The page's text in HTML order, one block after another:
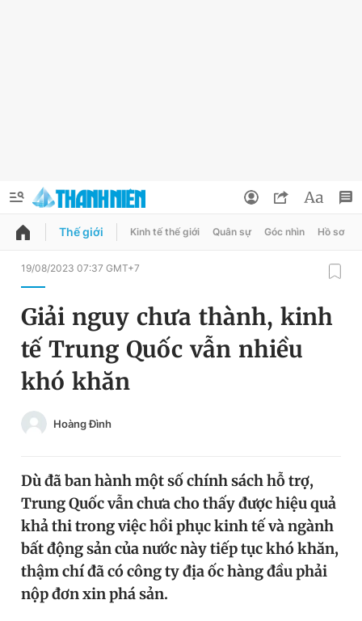
QUẢNG CÁO
Chuyên mục
Chuyên mục khác
Chào ngày mới
Tin 360
Video Magazine
Sản phẩm khác
Đổi mật khẩu
Tin đã lưu
Thế giới Kinh tế thế giới Quân sự Góc nhìn Hồ sơ
19/08/2023 07:37 GMT+7
Giải nguy chưa thành, kinh
tế Trung Quốc vẫn nhiều
khó khăn
Hoàng Đình
Dù đã ban hành một số chính sách hỗ trợ,
Trung Quốc vẫn chưa cho thấy được hiệu quả
khả thi trong việc hồi phục kinh tế và ngành
bất động sản của nước này tiếp tục khó khăn,
thậm chí đã có công ty địa ốc hàng đầu phải
nộp đơn xin phá sản.